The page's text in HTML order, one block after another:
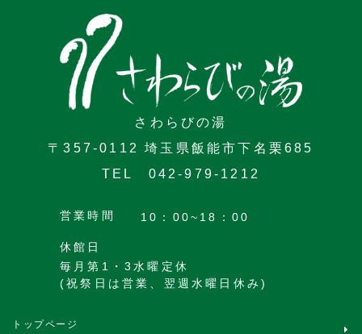
さわらびの湯
〒357-0112 埼玉県飯能市下名栗685
TEL 042-979-1212
営業時間 10：00~18：00
休館日
毎月第1・3水曜定休
(祝祭日は営業、翌週水曜日休み)
トップページ